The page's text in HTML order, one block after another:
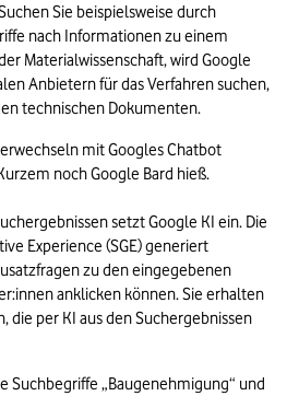
Sie beispielsweise durch
nach Informationen zu einem
Materialwissenschaft, wird Google
Anbietern für das Verfahren suchen,
technischen Dokumenten.
mit Googles Chatbot
noch Google Bard hieß.
setzt Google KI ein. Die
Experience (SGE) generiert
zu den eingegebenen
anklicken können. Sie erhalten
die per KI aus den Suchergebnissen
Suchbegriffe „Baugenehmigung“ und